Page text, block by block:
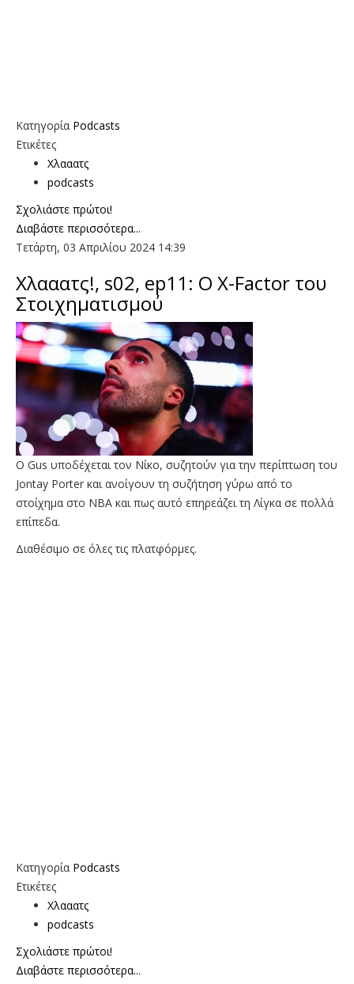
Κατηγορία Podcasts
Ετικέτες
Χλααατς
podcasts
Σχολιάστε πρώτοι!
Διαβάστε περισσότερα...
Τετάρτη, 03 Απριλίου 2024 14:39
Χλααατς!, s02, ep11: O X-Factor του
Στοιχηματισμού
O Gus υποδέχεται τον Νίκο, συζητούν για την περίπτωση του
Jontay Porter και ανοίγουν τη συζήτηση γύρω από το
στοίχημα στο NBA και πως αυτό επηρεάζει τη Λίγκα σε πολλά
επίπεδα.
Διαθέσιμο σε όλες τις πλατφόρμες.
Κατηγορία Podcasts
Ετικέτες
Χλααατς
podcasts
Σχολιάστε πρώτοι!
Διαβάστε περισσότερα...